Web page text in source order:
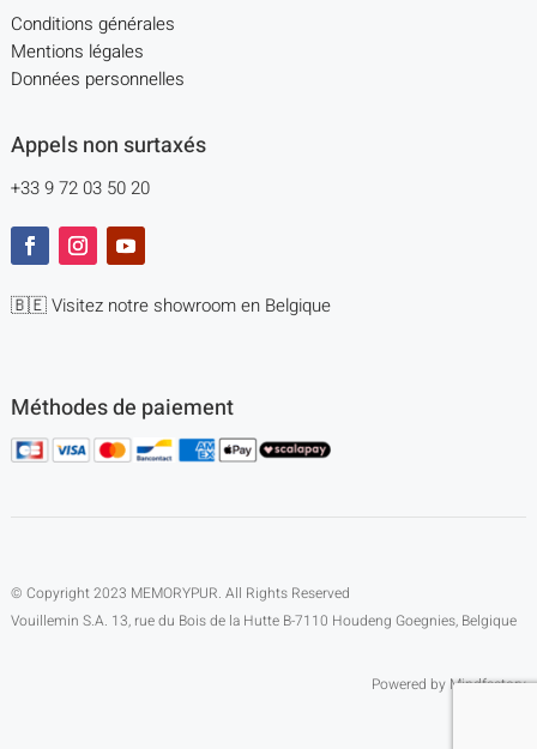
Conditions générales
Mentions légales
Données personnelles
Appels non surtaxés
+33 9 72 03 50 20
🇧🇪 Visitez notre showroom en Belgique
Méthodes de paiement
© Copyright 2023 MEMORYPUR. All Rights Reserved
Vouillemin S.A. 13, rue du Bois de la Hutte B-7110 Houdeng Goegnies, Belgique
Powered by Mindfactory